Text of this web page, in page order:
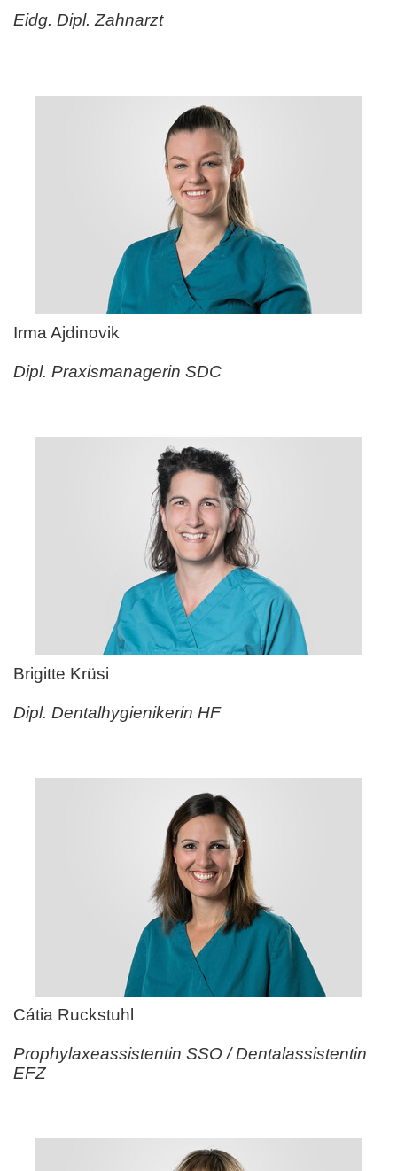
Eidg. Dipl. Zahnarzt
Irma Ajdinovik
Dipl. Praxismanagerin SDC
Brigitte Krüsi
Dipl. Dentalhygienikerin HF
Cátia Ruckstuhl
Prophylaxeassistentin SSO / Dentalassistentin
EFZ